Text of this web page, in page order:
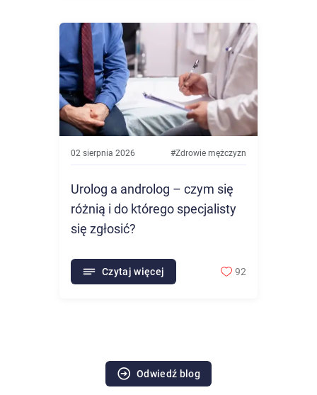
02 sierpnia 2026 #Zdrowie mężczyzn
Urolog a androlog – czym się
różnią i do którego specjalisty
się zgłosić?
Czytaj więcej 92
Odwiedź blog